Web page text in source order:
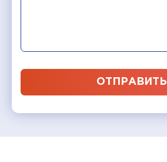
ОТПРАВИТЬ